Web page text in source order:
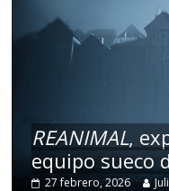
REANIMAL,
equipo sueco
27 febrero, 2026